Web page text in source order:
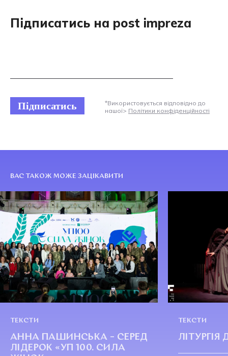
Підписатись на post impreza
Підписатись
*Використовується відповідно до
нашої> Політики конфіденційності
ВАС ТАКОЖ МОЖЕ ЗАЦІКАВИТИ
ТЕКСТИ
АННА ПАШИНСЬКА – СЕРЕД
ЛІДЕРОК «УП 100. СИЛА
ТЕКСТИ
ЛІТУРГІЯ